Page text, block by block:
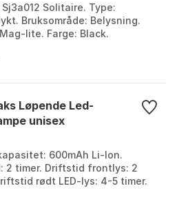
Solitaire. Type:
Bruksområde: Belysning.
lite. Farge: Black.
Løpende Led-
unisex
600mAh Li-Ion.
2 timer. Driftstid frontlys: 2
rødt LED-lys: 4-5 timer.